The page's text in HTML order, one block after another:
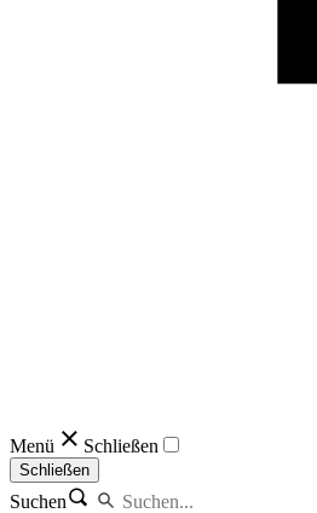
Menü Schließen
Schließen
Suchen